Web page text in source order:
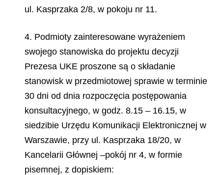
ul. Kasprzaka 2/8, w pokoju nr 11.
4. Podmioty zainteresowane wyrażeniem
swojego stanowiska do projektu decyzji
Prezesa UKE proszone są o składanie
stanowisk w przedmiotowej sprawie w terminie
30 dni od dnia rozpoczęcia postępowania
konsultacyjnego, w godz. 8.15 – 16.15, w
siedzibie Urzędu Komunikacji Elektronicznej w
Warszawie, przy ul. Kasprzaka 18/20, w
Kancelarii Głównej –pokój nr 4, w formie
pisemnej, z dopiskiem: